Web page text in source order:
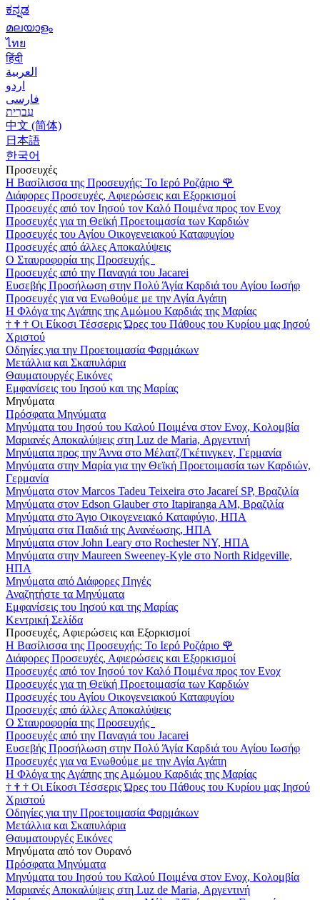
ಕನ್ನಡ
മലയാളം
ไทย
हिंदी
العربية
اردو
فارسی
עִברִית
中文 (简体)
日本語
한국어
Προσευχές
Η Βασίλισσα της Προσευχής: Το Ιερό Ροζάριο 🌹
Διάφορες Προσευχές, Αφιερώσεις και Εξορκισμοί
Προσευχές από τον Ιησού τον Καλό Ποιμένα προς τον Ενοχ
Προσευχές για τη Θεϊκή Προετοιμασία των Καρδιών
Προσευχές του Αγίου Οικογενειακού Καταφυγίου
Προσευχές από άλλες Αποκαλύψεις
Ο Σταυροφορία της Προσευχής
Προσευχές από την Παναγιά του Jacarei
Ευσεβής Προσήλωση στην Πολύ Άγία Καρδιά του Αγίου Ιωσήφ
Προσευχές για να Ενωθούμε με την Αγία Αγάπη
Η Φλόγα της Αγάπης της Αμώμου Καρδιάς της Μαρίας
† † † Οι Είκοσι Τέσσερις Ώρες του Πάθους του Κυρίου μας Ιησού
Χριστού
Οδηγίες για την Προετοιμασία Φαρμάκων
Μετάλλια και Σκαπυλάρια
Θαυματουργές Εικόνες
Εμφανίσεις του Ιησού και της Μαρίας
Μηνύματα
Πρόσφατα Μηνύματα
Μηνύματα του Ιησού του Καλού Ποιμένα στον Ενοχ, Κολομβία
Μαριανές Αποκαλύψεις στη Luz de Maria, Αργεντινή
Μηνύματα προς την Άννα στο Μέλατζ/Γκέτινγκεν, Γερμανία
Μηνύματα στην Μαρία για την Θεϊκή Προετοιμασία των Καρδιών,
Γερμανία
Μηνύματα στον Marcos Tadeu Teixeira στο Jacareí SP, Βραζιλία
Μηνύματα στον Edson Glauber στο Itapiranga AM, Βραζιλία
Μηνύματα στο Άγιο Οικογενειακό Καταφύγιο, ΗΠΑ
Μηνύματα στα Παιδιά της Ανανέωσης, ΗΠΑ
Μηνύματα στον John Leary στο Rochester NY, ΗΠΑ
Μηνύματα στην Maureen Sweeney-Kyle στο North Ridgeville,
ΗΠΑ
Μηνύματα από Διάφορες Πηγές
Αναζητήστε τα Μηνύματα
Εμφανίσεις του Ιησού και της Μαρίας
Κεντρική Σελίδα
Προσευχές, Αφιερώσεις και Εξορκισμοί
Η Βασίλισσα της Προσευχής: Το Ιερό Ροζάριο 🌹
Διάφορες Προσευχές, Αφιερώσεις και Εξορκισμοί
Προσευχές από τον Ιησού τον Καλό Ποιμένα προς τον Ενοχ
Προσευχές για τη Θεϊκή Προετοιμασία των Καρδιών
Προσευχές του Αγίου Οικογενειακού Καταφυγίου
Προσευχές από άλλες Αποκαλύψεις
Ο Σταυροφορία της Προσευχής
Προσευχές από την Παναγιά του Jacarei
Ευσεβής Προσήλωση στην Πολύ Άγία Καρδιά του Αγίου Ιωσήφ
Προσευχές για να Ενωθούμε με την Αγία Αγάπη
Η Φλόγα της Αγάπης της Αμώμου Καρδιάς της Μαρίας
† † † Οι Είκοσι Τέσσερις Ώρες του Πάθους του Κυρίου μας Ιησού
Χριστού
Οδηγίες για την Προετοιμασία Φαρμάκων
Μετάλλια και Σκαπυλάρια
Θαυματουργές Εικόνες
Μηνύματα από τον Ουρανό
Πρόσφατα Μηνύματα
Μηνύματα του Ιησού του Καλού Ποιμένα στον Ενοχ, Κολομβία
Μαριανές Αποκαλύψεις στη Luz de Maria, Αργεντινή